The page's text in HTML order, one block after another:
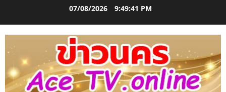
07/08/2026 9:49:42 PM